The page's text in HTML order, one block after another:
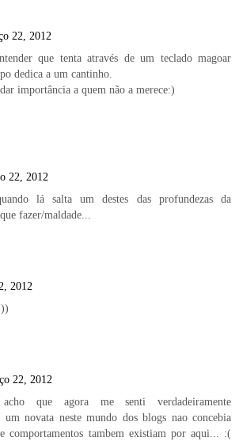
22, 2012
que tenta através de um teclado magoar
dedica a um cantinho.
importância a quem não a merece:)
22, 2012
lá salta um destes das profundezas da
fazer/maldade...
2012
22, 2012
que agora me senti verdadeiramente
um novata neste mundo dos blogs nao concebia
comportamentos tambem existiam por aqui... :(